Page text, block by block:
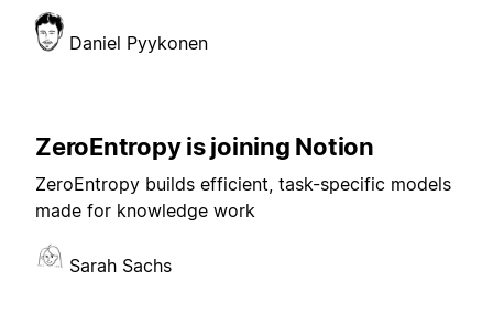
Daniel Pyykonen
ZeroEntropy is joining Notion
ZeroEntropy builds efficient, task-specific models
made for knowledge work
Sarah Sachs